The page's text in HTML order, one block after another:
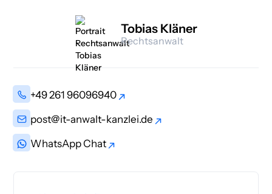
Tobias Kläner
Rechtsanwalt
+49 261 96096940
post@it-anwalt-kanzlei.de
WhatsApp Chat